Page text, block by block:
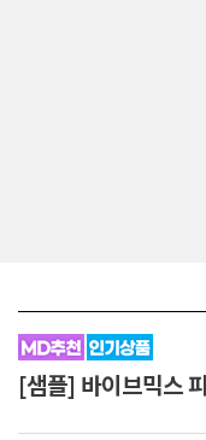
[샘플] 바이브믹스